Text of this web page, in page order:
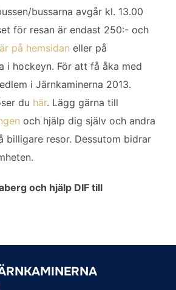
bussarna avgår kl. 13.00
för resan är endast 250:- och
på hemsidan eller på
i hockeyn. För att få åka med
i Järnkaminerna 2013.
du här. Lägg gärna till
och hjälp dig själv och andra
billigare resor. Dessutom bidrar
och hjälp DIF till